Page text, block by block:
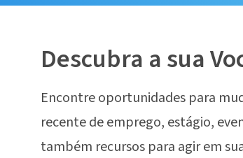
Descubra a sua
Encontre oportunidades para
recente de emprego, estágio,
também recursos para agir em